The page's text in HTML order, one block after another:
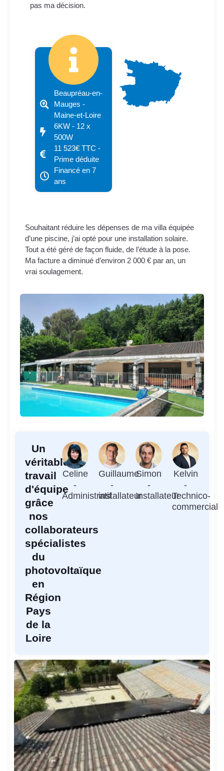
pas ma décision.
Beaupréau-en-
Mauges -
Maine-et-Loire
6KW - 12 x
500W
11 523€ TTC -
Prime déduite
Financé en 7
ans
Souhaitant réduire les dépenses de ma villa équipée
d’une piscine, j’ai opté pour une installation solaire.
Tout a été géré de façon fluide, de l’étude à la pose.
Ma facture a diminué d’environ 2 000 € par an, un
vrai soulagement.
Un
véritable
travail
d'équipe
grâce
nos
collaborateurs
spécialistes
du
photovoltaïque
en
Région
Pays
de la
Loire
Celine
-
Administratif
Guillaume
-
installateur
Simon
-
Installateur
Kelvin
-
Technico-
commercial